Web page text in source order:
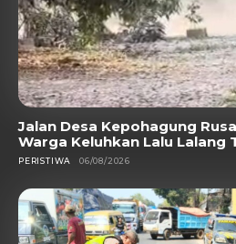
Jalan Desa Kepohagung
Warga Keluhkan Lalu Lalang
PERISTIWA 06/08/2026